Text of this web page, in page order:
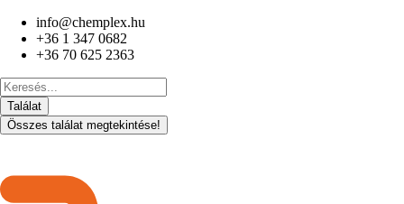
Ugrás
tartalomhoz
info@chemplex.hu
+36 1 347 0682
+36 70 625 2363
Search
...Találat
Összes találat megtekintése!